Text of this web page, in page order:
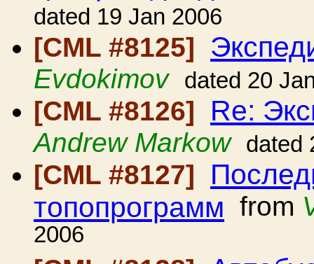
dated 19 Jan 2006
[CML #8125]
Evdokimov dated 20
[CML #8126] Re:
Andrew Markow dated
[CML #8127]
топопрограмм from
2006